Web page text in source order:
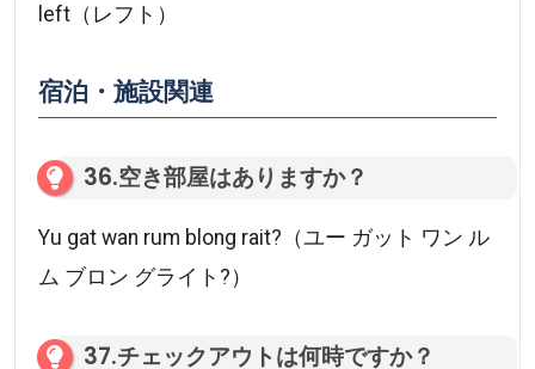
left（レフト）
宿泊・施設関連
36.空き部屋はありますか？
Yu gat wan rum blong rait?（ユー ガット ワン ル
ム ブロン グライト?）
37.チェックアウトは何時ですか？